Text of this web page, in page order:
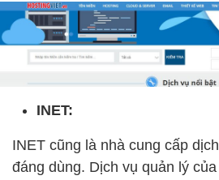
INET:
INET cũng là nhà cung cấp
đáng dùng. Dịch vụ quản lý